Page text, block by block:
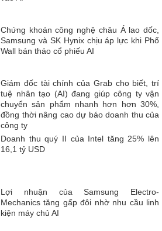
Chứng khoán công nghệ châu Á lao dốc,
Samsung và SK Hynix chịu áp lực khi Phố
Wall bán tháo cổ phiếu AI
Giám đốc tài chính của Grab cho biết, trí
tuệ nhân tạo (AI) đang giúp công ty vận
chuyển sản phẩm nhanh hơn hơn 30%,
đồng thời nâng cao dự báo doanh thu của
công ty
Doanh thu quý II của Intel tăng 25% lên
16,1 tỷ USD
Lợi nhuận của Samsung Electro-
Mechanics tăng gấp đôi nhờ nhu cầu linh
kiện máy chủ AI